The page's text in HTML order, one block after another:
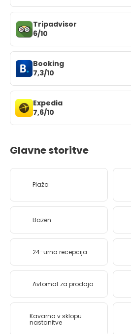
Tripadvisor
6/10
Booking
7,3/10
Expedia
7,6/10
Glavne storitve
Plaža
Bazen
24-urna recepcija
Avtomat za prodajo
Kavarna v sklopu
nastanitve